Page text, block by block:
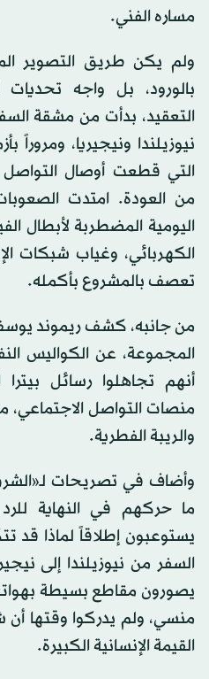
مساره الفني.
ولم يكن طريق التصوير
بالورود، بل واجه تحديات
التعقيد، بدأت من مشقة
نيوزيلندا ونيجيريا، ومروراً
التي قطعت أوصال التواصل
من العودة. امتدت
اليومية المضطربة لأبطال
الكهربائي، وغياب شبكات
تعصف بالمشروع بأكمله.
من جانبه، كشف ريموند
المجموعة، عن الكواليس
أنهم تجاهلوا رسائل بيترا
منصات التواصل
والريبة الفطرية.
وأضاف في تصريحات
ما حركهم في النهاية
يستوعبون إطلاقاً لماذا قد
السفر من نيوزيلندا إلى
يصورون مقاطع بسيطة
منسي، ولم يدركوا وقتها
القيمة الإنسانية الكبيرة.